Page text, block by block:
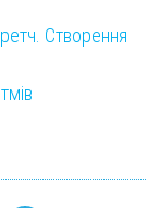
Створення